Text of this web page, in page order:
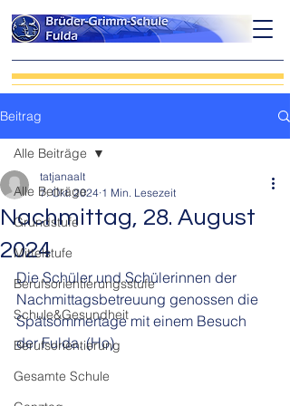
Beitrag
Alle Beiträge
Grundstufe
Mittelstufe
Berufsorientierungsstufe
Schule&Gesundheit
Berufsorientierung
Gesamte Schule
Alle Beiträge
Nachmittag, 28. August
2024
tatjanaalt
7. Okt. 2024 1 Min. Lesezeit
Die Schüler und Schülerinnen der
Nachmittagsbetreuung genossen die
Spätsommertage mit einem Besuch
der Fulda. (Ho)